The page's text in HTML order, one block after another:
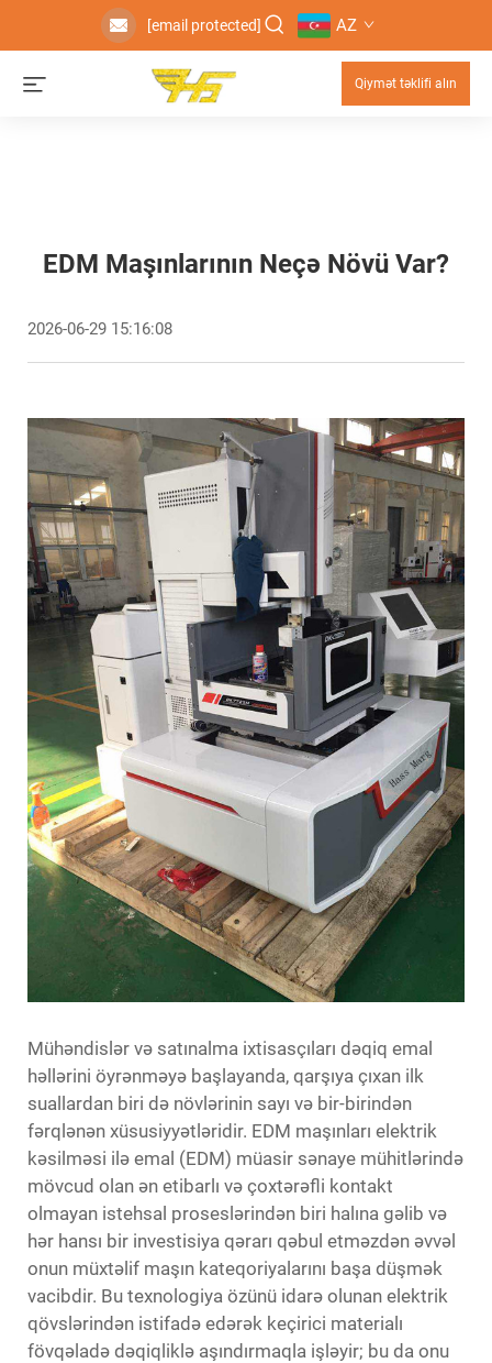
[email protected] AZ
Qiymət təklifi alın
EDM Maşınlarının Neçə Növü Var?
2026-06-29 15:16:08
Mühəndislər və satınalma ixtisasçıları dəqiq emal
həllərini öyrənməyə başlayanda, qarşıya çıxan ilk
suallardan biri də növlərinin sayı və bir-birindən
fərqlənən xüsusiyyətləridir. EDM maşınları elektrik
kəsilməsi ilə emal (EDM) müasir sənaye mühitlərində
mövcud olan ən etibarlı və çoxtərəfli kontakt
olmayan istehsal proseslərindən biri halına gəlib və
hər hansı bir investisiya qərarı qəbul etməzdən əvvəl
onun müxtəlif maşın kateqoriyalarını başa düşmək
vacibdir. Bu texnologiya özünü idarə olunan elektrik
qövslərindən istifadə edərək keçirici materialı
fövqəladə dəqiqliklə aşındırmaqla işləyir; bu da onu